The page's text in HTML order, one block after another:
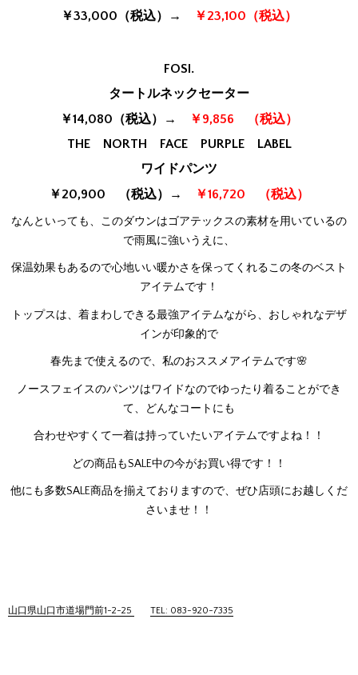
￥33,000（税込）→
￥23,100（税込）
FOSI.
タートルネックセーター
￥14,080（税込）→
￥9,856 （税込）
THE NORTH FACE PURPLE LABEL
ワイドパンツ
￥20,900 （税込）→
￥16,720 （税込）
なんといっても、このダウンはゴアテックスの素材を用いているの
で雨風に強いうえに、
保温効果もあるので心地いい暖かさを保ってくれるこの冬のベスト
アイテムです！
トップスは、着まわしできる最強アイテムながら、おしゃれなデザ
インが印象的で
春先まで使えるので、私のおススメアイテムです🌸
ノースフェイスのパンツはワイドなのでゆったり着ることができ
て、どんなコートにも
合わせやすくて一着は持っていたいアイテムですよね！！
どの商品もSALE中の今がお買い得です！！
他にも多数SALE商品を揃えておりますので、ぜひ店頭にお越しくだ
さいませ！！
山口県山口市道場門前1-2-25 TEL: 083-920-7335